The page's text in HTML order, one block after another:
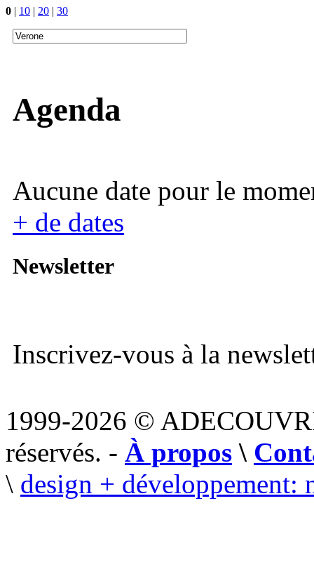
0 | 10 | 20 | 30
Agenda
Aucune date pour le
+ de dates
Newsletter
Inscrivez-vous à la
1999-2026 ©
réservés. - À propos \
\ design + développement: